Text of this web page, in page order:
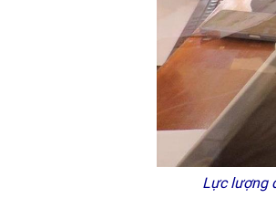
Lực lượng